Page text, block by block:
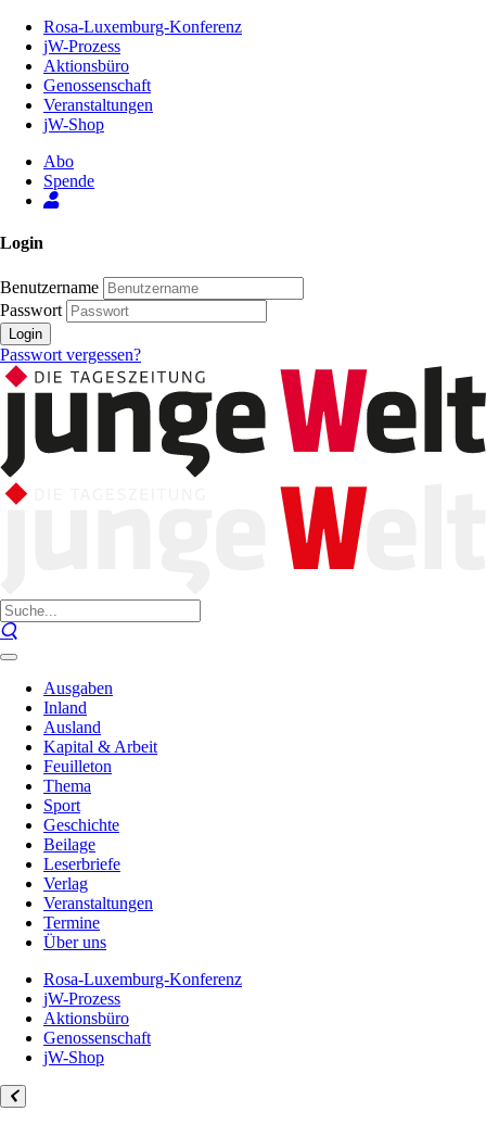
Inhalt
Seite
Rosa-Luxemburg-Konferenz
jW-Prozess
Aktionsbüro
Genossenschaft
Veranstaltungen
jW-Shop
Abo
Spende
Login
Benutzername
Passwort
Login
Passwort vergessen?
Ausgaben
Inland
Ausland
Kapital & Arbeit
Feuilleton
Thema
Sport
Geschichte
Beilage
Leserbriefe
Verlag
Veranstaltungen
Termine
Über uns
Rosa-Luxemburg-Konferenz
jW-Prozess
Aktionsbüro
Genossenschaft
jW-Shop